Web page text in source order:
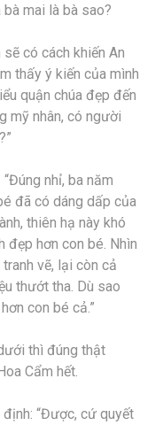
mai là bà sao?
có cách khiến An
thấy ý kiến của mình
quận chúa đẹp đến
mỹ nhân, có người
nhỉ, ba năm
đã có dáng dấp của
thiên hạ này khó
đẹp hơn con bé. Nhìn
vẽ, lại còn cả
thướt tha. Dù sao
con bé cả.”
thì đúng thật
Cẩm hết.
“Được, cứ quyết